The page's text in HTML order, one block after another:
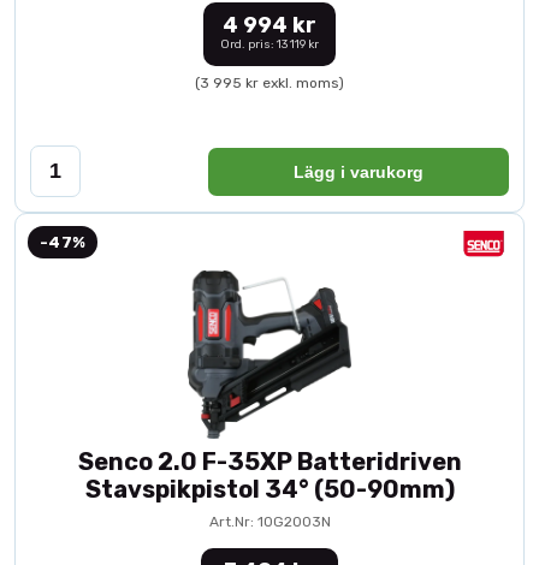
4 994 kr
Ord. pris: 13 119 kr
(3 995 kr exkl. moms)
Lägg i varukorg
-47%
Senco 2.0 F-35XP Batteridriven
Stavspikpistol 34° (50-90mm)
Art.Nr: 10G2003N